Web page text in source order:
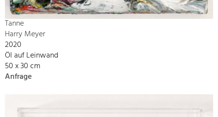
Tanne
Harry Meyer
2020
Öl auf Leinwand
50 x 30 cm
Anfrage